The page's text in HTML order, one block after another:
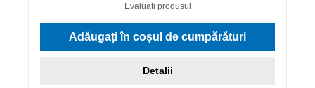
Evaluati produsul
Adăugați în coșul de cumpărături
Detalii